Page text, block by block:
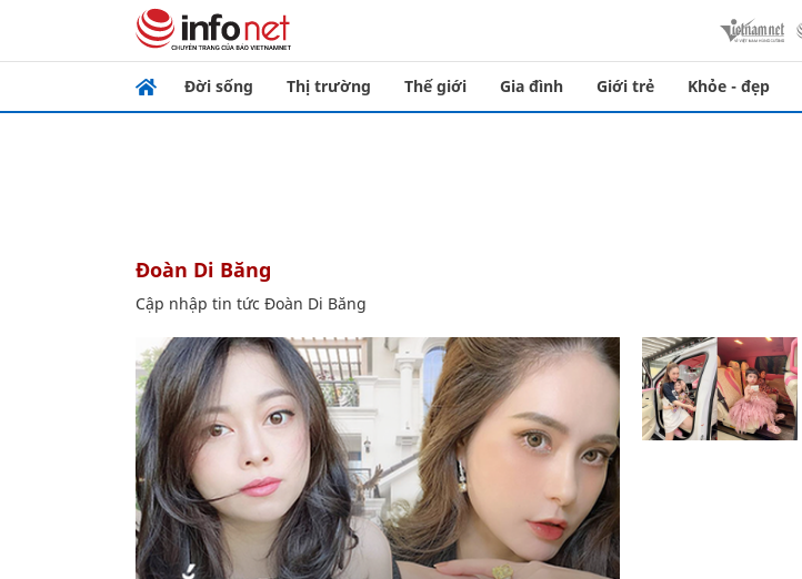
Đời sống Thị trường Thế giới Gia đình Giới trẻ Khỏe - đẹp
Đoàn Di Băng
Cập nhập tin tức Đoàn Di Băng